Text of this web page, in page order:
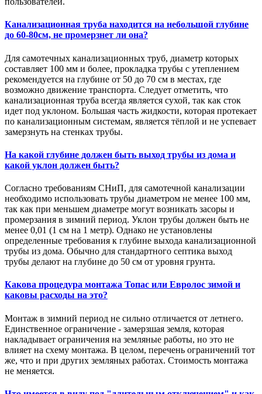
Канализационная труба находится на небольшой глубине
до 60-80см, не промерзнет ли она?
Для самотечных канализационных труб, диаметр которых
составляет 100 мм и более, прокладка трубы с утеплением
рекомендуется на глубине от 50 до 70 см в местах, где
возможно движение транспорта. Следует отметить, что
канализационная труба всегда является сухой, так как сток
идет под уклоном. Большая часть жидкости, которая протекает
по канализационным системам, является тёплой и не успевает
замерзнуть на стенках трубы.
На какой глубине должен быть выход трубы из дома и
какой уклон должен быть?
Согласно требованиям СНиП, для самотечной канализации
необходимо использовать трубы диаметром не менее 100 мм,
так как при меньшем диаметре могут возникать засоры и
промерзания в зимний период. Уклон трубы должен быть не
менее 0,01 (1 см на 1 метр). Однако не установлены
определенные требования к глубине выхода канализационной
трубы из дома. Обычно для стандартного септика выход
трубы делают на глубине до 50 см от уровня грунта.
Какова процедура монтажа Топас или Евролос зимой и
каковы расходы на это?
Монтаж в зимний период не сильно отличается от летнего.
Единственное ограничение - замерзшая земля, которая
накладывает ограничения на земляные работы, но это не
влияет на схему монтажа. В целом, перечень ограничений тот
же, что и при других земляных работах. Стоимость монтажа
не меняется.